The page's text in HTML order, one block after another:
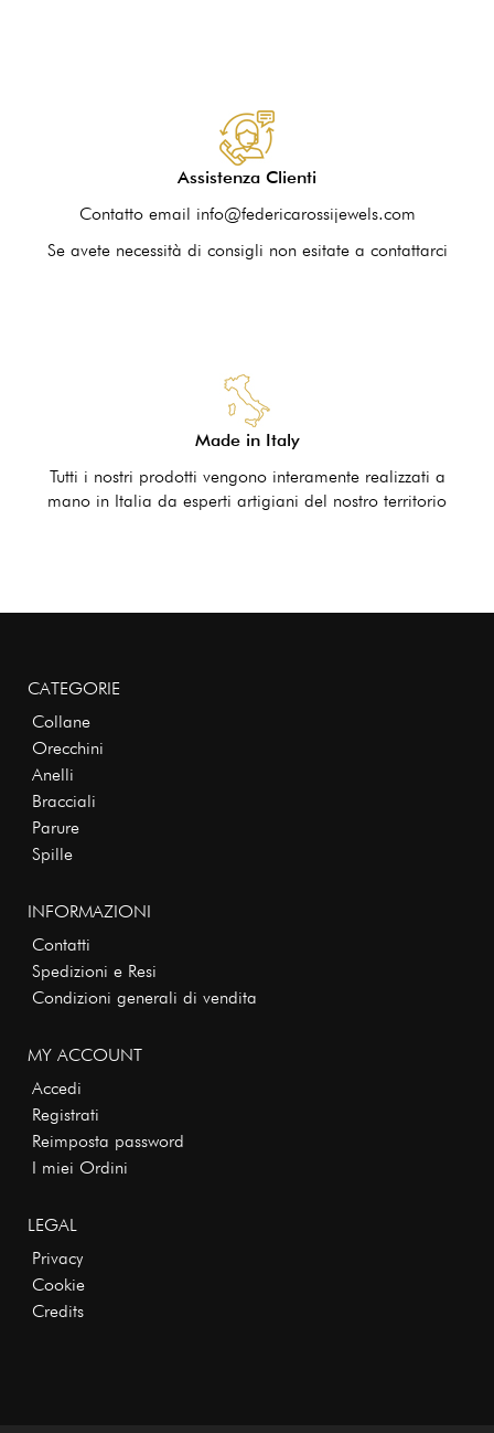
Assistenza Clienti
Contatto email info@federicarossijewels.com
Se avete necessità di consigli non esitate a contattarci
Made in Italy
Tutti i nostri prodotti vengono interamente realizzati a
mano in Italia da esperti artigiani del nostro territorio
CATEGORIE
Collane
Orecchini
Anelli
Bracciali
Parure
Spille
INFORMAZIONI
Contatti
Spedizioni e Resi
Condizioni generali di vendita
MY ACCOUNT
Accedi
Registrati
Reimposta password
I miei Ordini
LEGAL
Privacy
Cookie
Credits